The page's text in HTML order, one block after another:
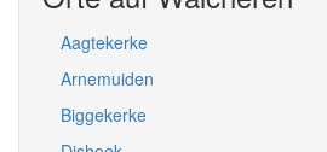
Aagtekerke
Arnemuiden
Biggekerke